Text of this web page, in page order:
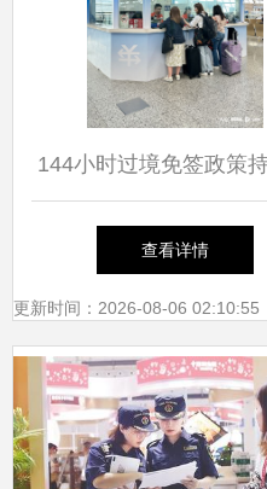
144小时过境免签政策
温，二季度外币兑换量
200%，入境旅游服务迎
机遇
查看详情
更新时间：2026-08-06 02:10:55